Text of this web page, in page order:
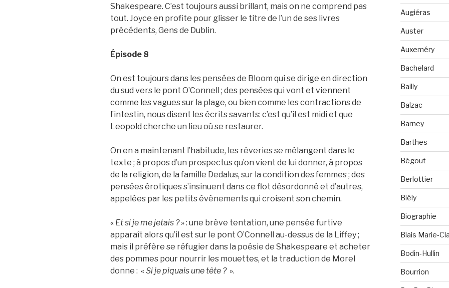
Shakespeare. C’est toujours aussi brillant, mais on ne comprend pas
tout. Joyce en profite pour glisser le titre de l’un de ses livres
précédents, Gens de Dublin.
Épisode 8
On est toujours dans les pensées de Bloom qui se dirige en direction
du sud vers le pont O’Connell ; des pensées qui vont et viennent
comme les vagues sur la plage, ou bien comme les contractions de
l’intestin, nous disent les écrits savants: c’est qu’il est midi et que
Leopold cherche un lieu où se restaurer.
On en a maintenant l’habitude, les rêveries se mélangent dans le
texte ; à propos d’un prospectus qu’on vient de lui donner, à propos
de la religion, de la famille Dedalus, sur la condition des femmes ; des
pensées érotiques s’insinuent dans ce flot désordonné et d’autres,
appelées par les petits évènements qui croisent son chemin.
« Et si je me jetais ?» : une brève tentation, une pensée furtive
apparaît alors qu’il est sur le pont O’Connell au-dessus de la Liffey ;
mais il préfère se réfugier dans la poésie de Shakespeare et acheter
des pommes pour nourrir les mouettes, et la traduction de Morel
donne : «Si je piquais une tête ?».
Augiéras
Auster
Auxeméry
Bachelard
Bailly
Balzac
Barney
Barthes
Bégout
Berlottier
Biély
Biographie
Blais Marie-
Bodin-Hullin
Bourrion